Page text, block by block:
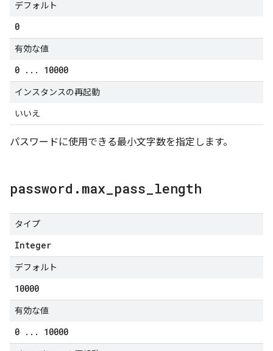
デフォルト
0
有効な値
0 . . . 10000
インスタンスの再起動
いいえ
パスワードに使用できる最小文字数を指定します。
password . max pass length
タイプ
Integer
デフォルト
10000
有効な値
0 . . . 10000